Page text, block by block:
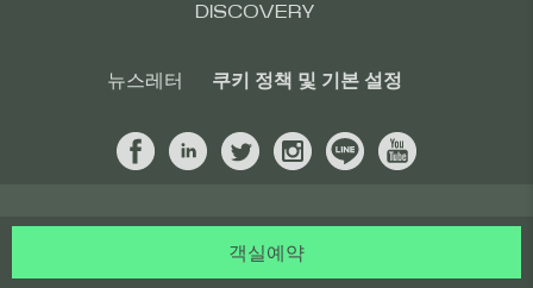
DISCOVERY
뉴스레터 쿠키 정책 및 기본 설정
객실예약